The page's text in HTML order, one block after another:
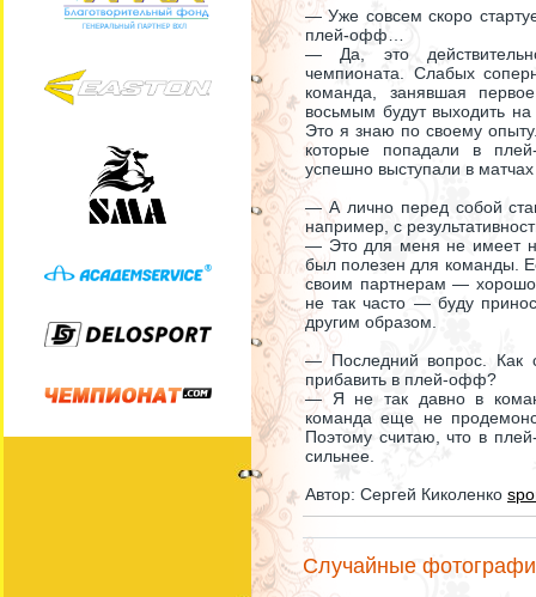
— Уже совсем скоро
плей-офф…
— Да, это
чемпионата. Слабых
команда, занявшая
восьмым будут выходить
Это я знаю по своему
которые попадали в
успешно выступали в
— А лично перед собой
например, с
— Это для меня не имеет
был полезен для команды.
своим партнерам —
не так часто — буду
другим образом.
— Последний вопрос. Как
прибавить в плей-офф?
— Я не так давно в
команда еще не
Поэтому считаю, что в
сильнее.
Автор: Сергей Киколенко
Случайные